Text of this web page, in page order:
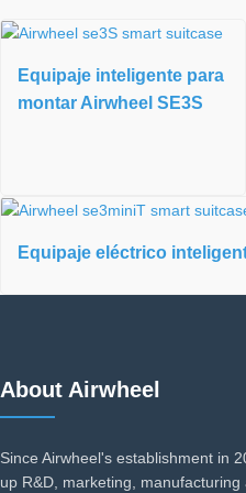
Equipaje inteligente para
montar Airwheel SE3S
Equipaje eléctrico
About Airwheel
Since Airwheel's establishment in
up R&D, marketing,